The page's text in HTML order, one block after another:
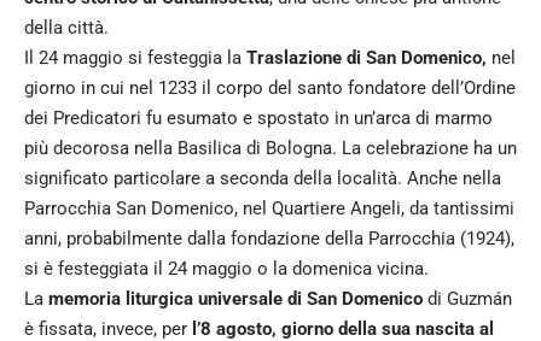
della città.
Il 24 maggio si festeggia la Traslazione di San Domenico, nel
giorno in cui nel 1233 il corpo del santo fondatore dell’Ordine
dei Predicatori fu esumato e spostato in un’arca di marmo
più decorosa nella Basilica di Bologna. La celebrazione ha un
significato particolare a seconda della località. Anche nella
Parrocchia San Domenico, nel Quartiere Angeli, da tantissimi
anni, probabilmente dalla fondazione della Parrocchia (1924),
si è festeggiata il 24 maggio o la domenica vicina.
La memoria liturgica universale di San Domenico di Guzmán
è fissata, invece, per l’8 agosto, giorno della sua nascita al